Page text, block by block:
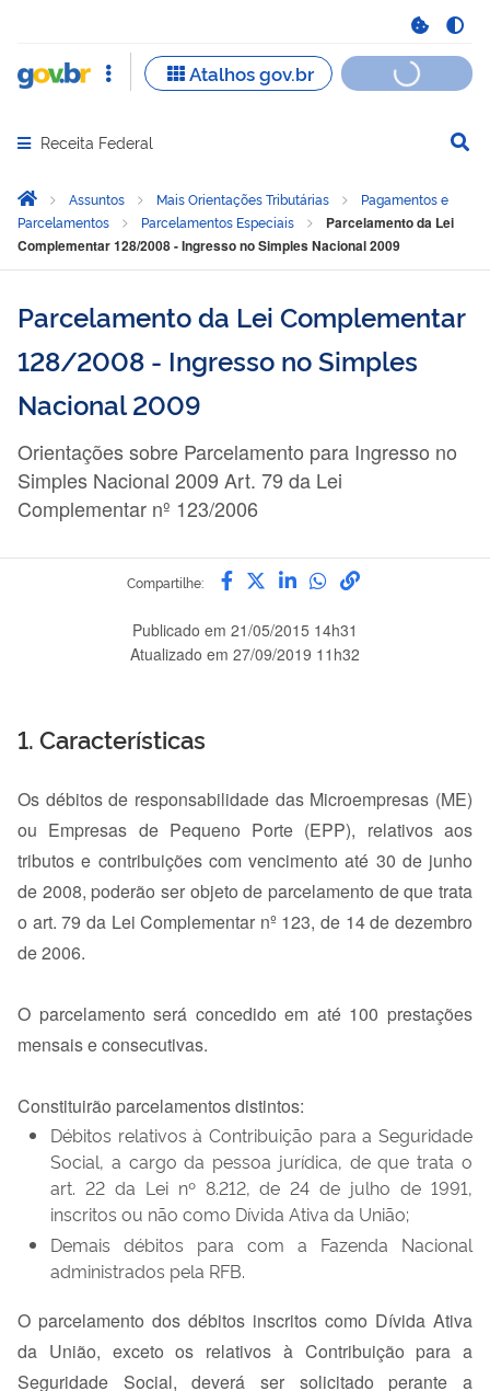
Abrir menu principal de navegação
Receita Federal
Você está aqui:
Página Inicial
Assuntos Mais Orientações Tributárias
Pagamentos e
Parcelamentos
Parcelamentos Especiais
Parcelamento da Lei
Complementar 128/2008 - Ingresso no Simples Nacional 2009
Parcelamento da Lei Complementar
128/2008 - Ingresso no Simples
Nacional 2009
Orientações sobre Parcelamento para Ingresso no
Simples Nacional 2009 Art. 79 da Lei
Complementar nº 123/2006
Compartilhe: Compartilhe por Facebook
Compartilhe por Twitter
Compartilhe por
Compartilhe por
link para
Publicado em 21/05/2015 14h31
Atualizado em 27/09/2019 11h32
1. Características
Os débitos de responsabilidade das Microempresas (ME)
ou Empresas de Pequeno Porte (EPP), relativos aos
tributos e contribuições com vencimento até 30 de junho
de 2008, poderão ser objeto de parcelamento de que trata
o art. 79 da Lei Complementar nº 123, de 14 de dezembro
de 2006.
O parcelamento será concedido em até 100 prestações
mensais e consecutivas.
Constituirão parcelamentos distintos:
Débitos relativos à Contribuição para a Seguridade
Social, a cargo da pessoa jurídica, de que trata o
art. 22 da Lei nº 8.212, de 24 de julho de 1991,
inscritos ou não como Dívida Ativa da União;
Demais débitos para com a Fazenda Nacional
administrados pela RFB.
O parcelamento dos débitos inscritos como Dívida Ativa
da União, exceto os relativos à Contribuição para a
Seguridade Social, deverá ser solicitado perante a